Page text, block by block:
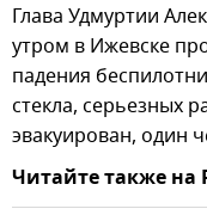
Глава Удмуртии
утром в Ижевске
падения
стекла, серьезных
эвакуирован, один
Читайте также